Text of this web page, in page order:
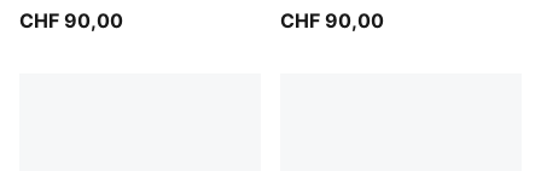
CHF 90,00
CHF 90,00